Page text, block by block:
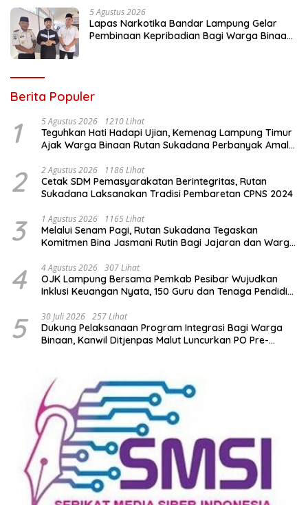
5 Agustus 2026
Lapas Narkotika Bandar Lampung Gelar
Pembinaan Kepribadian Bagi Warga Binaan
Berita Populer
1 5 Agustus 2026 1210 Lihat
Teguhkan Hati Hadapi Ujian, Kemenag Lampung Timur
Ajak Warga Binaan Rutan Sukadana Perbanyak Amal
2 2 Agustus 2026 1186 Lihat
Cetak SDM Pemasyarakatan Berintegritas, Rutan
Sukadana Laksanakan Tradisi Pembaretan CPNS 2024
3 1 Agustus 2026 1165 Lihat
Melalui Senam Pagi, Rutan Sukadana Tegaskan
Komitmen Bina Jasmani Rutin Bagi Jajaran dan Warga
4 4 Agustus 2026 307 Lihat
OJK Lampung Bersama Pemkab Pesibar Wujudkan
Inklusi Keuangan Nyata, 150 Guru dan Tenaga Pendidik
5 30 Juli 2026 257 Lihat
Dukung Pelaksanaan Program Integrasi Bagi Warga
Binaan, Kanwil Ditjenpas Malut Luncurkan PO Pre-